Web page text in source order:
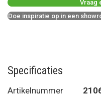
Vraag
Doe inspiratie op in een
Specificaties
Artikelnummer